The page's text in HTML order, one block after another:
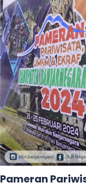
Pameran